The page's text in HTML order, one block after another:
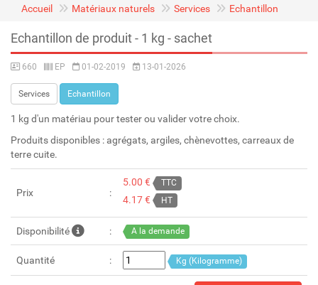
Accueil Matériaux naturels Services Echantillon
Echantillon de produit - 1 kg - sachet
660 EP 01-02-2019 13-01-2026
Services Echantillon
1 kg d'un matériau pour tester ou valider votre choix.
Produits disponibles : agrégats, argiles, chènevottes, carreaux de
terre cuite.
Prix
5.00 € TTC
4.17 € HT
Disponibilité A la demande
Quantité Kg (Kilogramme)